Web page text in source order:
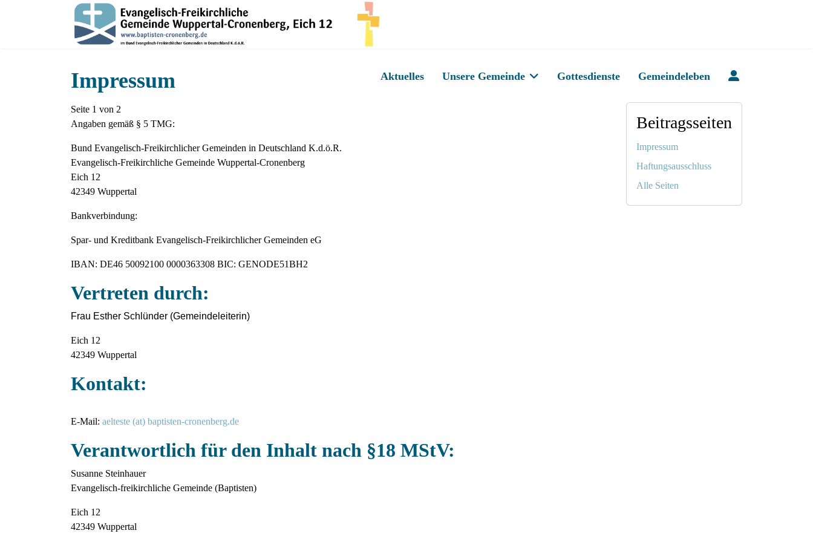
Aktuelles Unsere Gemeinde Gottesdienste Gemeindeleben
Impressum
Beitragsseiten
Impressum
Haftungsausschluss
Alle Seiten
Seite 1 von 2
Angaben gemäß § 5 TMG:
Bund Evangelisch-Freikirchlicher Gemeinden in Deutschland K.d.ö.R.
Evangelisch-Freikirchliche Gemeinde Wuppertal-Cronenberg
Eich 12
42349 Wuppertal
Bankverbindung:
Spar- und Kreditbank Evangelisch-Freikirchlicher Gemeinden eG
IBAN: DE46 50092100 0000363308 BIC: GENODE51BH2
Vertreten durch:
Frau Esther Schlünder (Gemeindeleiterin)
Eich 12
42349 Wuppertal
Kontakt:
E-Mail: aelteste (at) baptisten-cronenberg.de
Verantwortlich für den Inhalt nach §18 MStV:
Susanne Steinhauer
Evangelisch-freikirchliche Gemeinde (Baptisten)
Eich 12
42349 Wuppertal